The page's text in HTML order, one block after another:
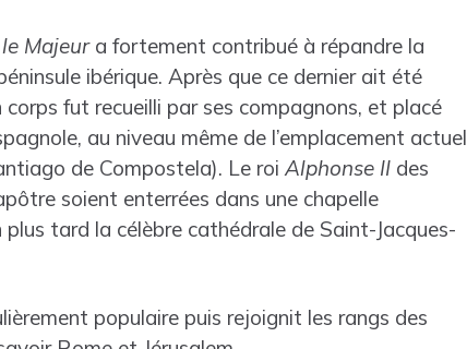
Majeura fortement contribué à répandre la
ibérique. Après que ce dernier ait été
corps fut recueilli par ses compagnons, et placé
au niveau même de l’emplacement actuel
de Compostela). Le roiAlphonse IIdes
soient enterrées dans une chapelle
tard la célèbre cathédrale de Saint-Jacques-
populaire puis rejoignit les rangs des